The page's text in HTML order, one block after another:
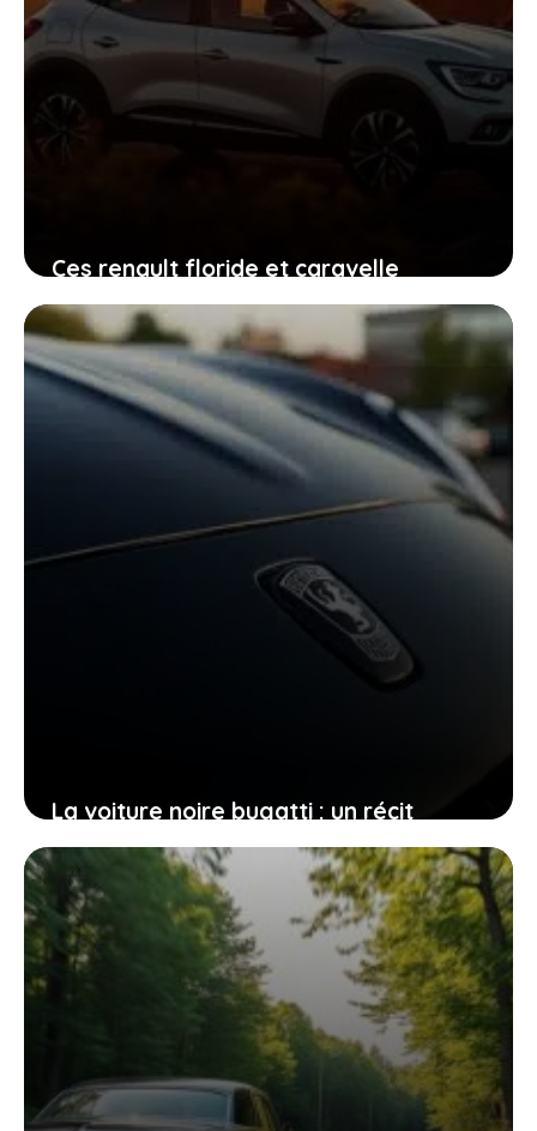
Ces renault floride et caravelle
d’occasion qui vous invitent à revivre
l’âge d’or de l’automobile
11 mars 2026
La voiture noire bugatti : un récit
surprenant sur une vente qui fait
parler partout
29 décembre 2025